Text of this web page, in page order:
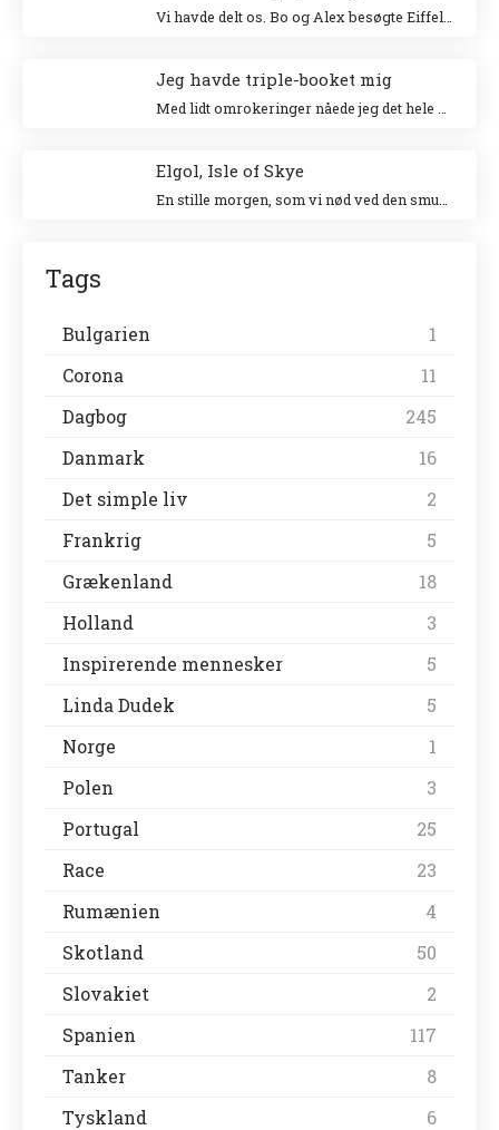
Jeg havde triple-booket mig
Elgol, Isle of Skye
Tags
Bulgarien
1
Corona
11
Dagbog
245
Danmark
16
Det simple liv
2
Frankrig
5
Grækenland
18
Holland
3
Inspirerende mennesker
5
Linda Dudek
5
Norge
1
Polen
3
Portugal
25
Race
23
Rumænien
4
Skotland
50
Slovakiet
2
Spanien
117
Tanker
8
Tyskland
6